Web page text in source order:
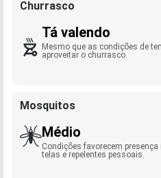
Churrasco
Tá valendo
Mesmo que as condições de
aproveitar o churrasco.
Mosquitos
Médio
Condições favorecem
telas e repelentes pessoais.